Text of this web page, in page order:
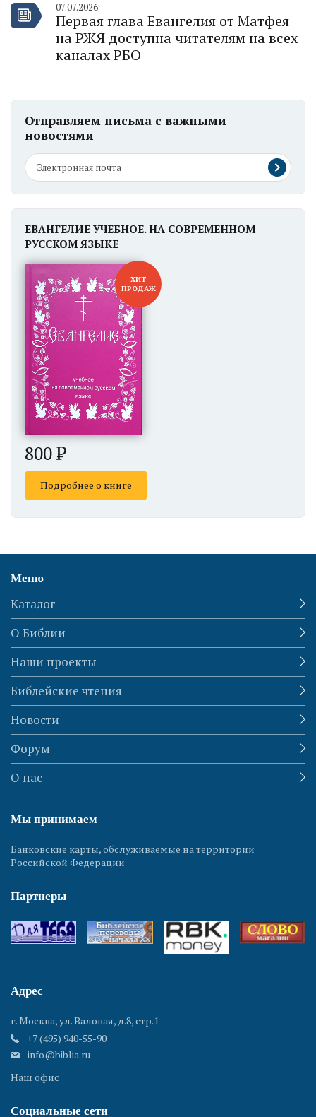
07.07.2026
Первая глава Евангелия от Матфея
на РЖЯ доступна читателям на всех
каналах РБО
Отправляем письма с важными
новостями
ЕВАНГЕЛИЕ УЧЕБНОЕ. НА СОВРЕМЕННОМ
РУССКОМ ЯЗЫКЕ
ХИТ
ПРОДАЖ
800
Подробнее о книге
Меню
Каталог
О Библии
Наши проекты
Библейские чтения
Новости
Форум
О нас
Мы принимаем
Банковские карты, обслуживаемые на территории
Российской Федерации
Партнеры
Адрес
г. Москва, ул. Валовая, д.8, стр.1
+7 (495) 940-55-90
info@biblia.ru
Наш офис
Социальные сети